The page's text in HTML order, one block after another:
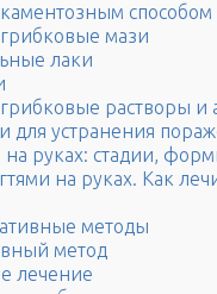
способом
мази
лаки
растворы и
для устранения
на руках: стадии,
на руках. Как
методы
метод
лечение­